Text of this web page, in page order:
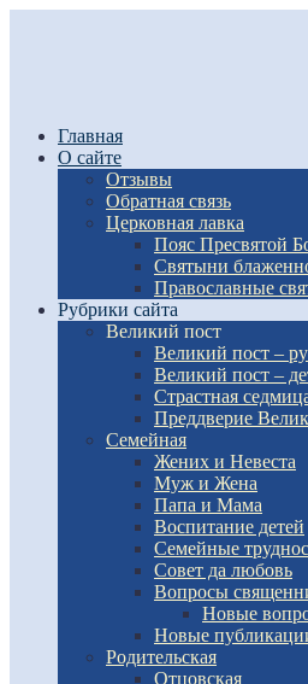
Главная
О сайте
Отзывы
Обратная связь
Церковная лавка
Пояс Пресвятой
Святыни
Православные
Рубрики сайта
Великий пост
Великий пост –
Великий пост –
Страстная
Преддверие
Семейная
Жених и Невеста
Муж и Жена
Папа и Мама
Воспитание детей
Семейные
Совет да любовь
Вопросы
Новые
Новые
Родительская
Отцовская